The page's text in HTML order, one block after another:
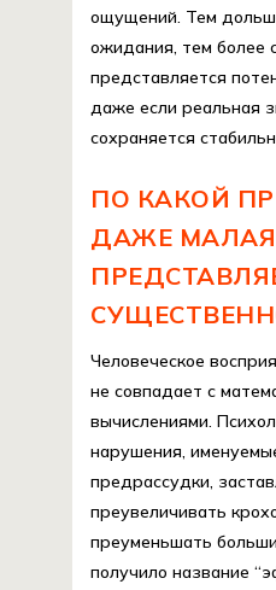
ощущений. Тем
ожидания, тем более
представляется
даже если реальная
сохраняется
ПО КАКОЙ
ДАЖЕ
Человеческое
не совпадает с
вычислениями.
нарушения,
предрассудки,
преувеличивать
преуменьшать
получило название